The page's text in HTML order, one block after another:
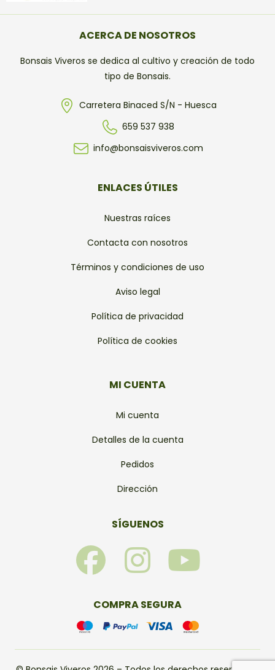
ACERCA DE NOSOTROS
Bonsais Viveros se dedica al cultivo y creación de todo
tipo de Bonsais.
Carretera Binaced S/N - Huesca
659 537 938
info@bonsaisviveros.com
ENLACES ÚTILES
Nuestras raíces
Contacta con nosotros
Términos y condiciones de uso
Aviso legal
Política de privacidad
Política de cookies
MI CUENTA
Mi cuenta
Detalles de la cuenta
Pedidos
Dirección
SÍGUENOS
F
a
c
e
I
n
s
t
Y
u
t
COMPRA SEGURA